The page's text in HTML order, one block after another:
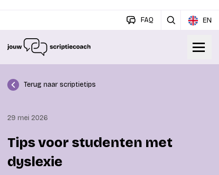
FAQ EN
Terug naar scriptietips
29 mei 2026
Tips voor studenten met
dyslexie